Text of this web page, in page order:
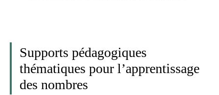
Supports pédagogiques
thématiques pour l’apprentissage
des nombres